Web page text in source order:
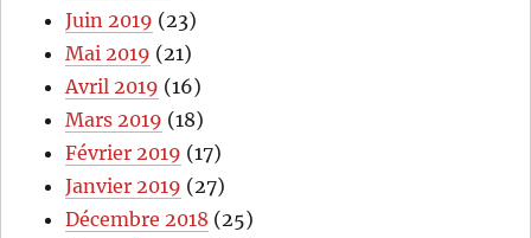
Juin 2019 (23)
Mai 2019 (21)
Avril 2019 (16)
Mars 2019 (18)
Février 2019 (17)
Janvier 2019 (27)
Décembre 2018 (25)